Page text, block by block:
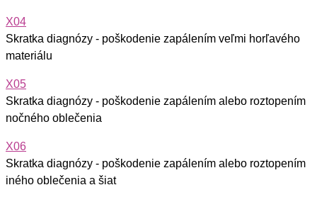
X04
Skratka diagnózy - poškodenie zapálením veľmi horľavého
materiálu
X05
Skratka diagnózy - poškodenie zapálením alebo roztopením
nočného oblečenia
X06
Skratka diagnózy - poškodenie zapálením alebo roztopením
iného oblečenia a šiat